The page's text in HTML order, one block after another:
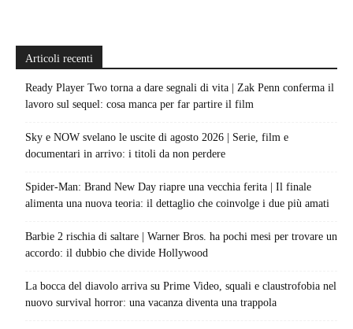
Articoli recenti
Ready Player Two torna a dare segnali di vita | Zak Penn conferma il
lavoro sul sequel: cosa manca per far partire il film
Sky e NOW svelano le uscite di agosto 2026 | Serie, film e
documentari in arrivo: i titoli da non perdere
Spider-Man: Brand New Day riapre una vecchia ferita | Il finale
alimenta una nuova teoria: il dettaglio che coinvolge i due più amati
Barbie 2 rischia di saltare | Warner Bros. ha pochi mesi per trovare un
accordo: il dubbio che divide Hollywood
La bocca del diavolo arriva su Prime Video, squali e claustrofobia nel
nuovo survival horror: una vacanza diventa una trappola